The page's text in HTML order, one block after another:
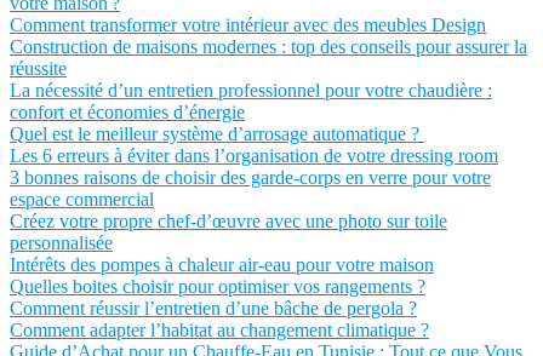
Comment transformer votre intérieur avec des meubles Design
Construction de maisons modernes : top des conseils pour assurer la
réussite
La nécessité d’un entretien professionnel pour votre chaudière :
confort et économies d’énergie
Quel est le meilleur système d’arrosage automatique ?
Les 6 erreurs à éviter dans l’organisation de votre dressing room
3 bonnes raisons de choisir des garde-corps en verre pour votre
espace commercial
Créez votre propre chef-d’œuvre avec une photo sur toile
personnalisée
Intérêts des pompes à chaleur air-eau pour votre maison
Quelles boites choisir pour optimiser vos rangements ?
Comment réussir l’entretien d’une bâche de pergola ?
Comment adapter l’habitat au changement climatique ?
Guide d’Achat pour un Chauffe-Eau en Tunisie : Tout ce que Vous